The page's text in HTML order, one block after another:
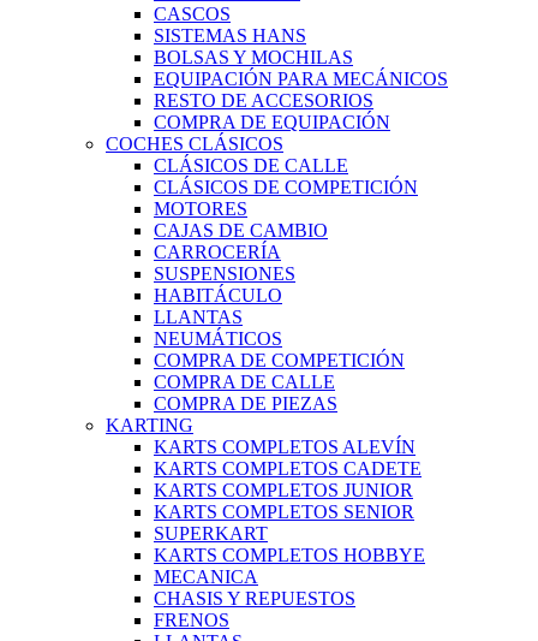
CASCOS
SISTEMAS HANS
BOLSAS Y MOCHILAS
EQUIPACIÓN PARA MECÁNICOS
RESTO DE ACCESORIOS
COMPRA DE EQUIPACIÓN
COCHES CLÁSICOS
CLÁSICOS DE CALLE
CLÁSICOS DE COMPETICIÓN
MOTORES
CAJAS DE CAMBIO
CARROCERÍA
SUSPENSIONES
HABITÁCULO
LLANTAS
NEUMÁTICOS
COMPRA DE COMPETICIÓN
COMPRA DE CALLE
COMPRA DE PIEZAS
KARTING
KARTS COMPLETOS ALEVÍN
KARTS COMPLETOS CADETE
KARTS COMPLETOS JUNIOR
KARTS COMPLETOS SENIOR
SUPERKART
KARTS COMPLETOS HOBBYE
MECANICA
CHASIS Y REPUESTOS
FRENOS